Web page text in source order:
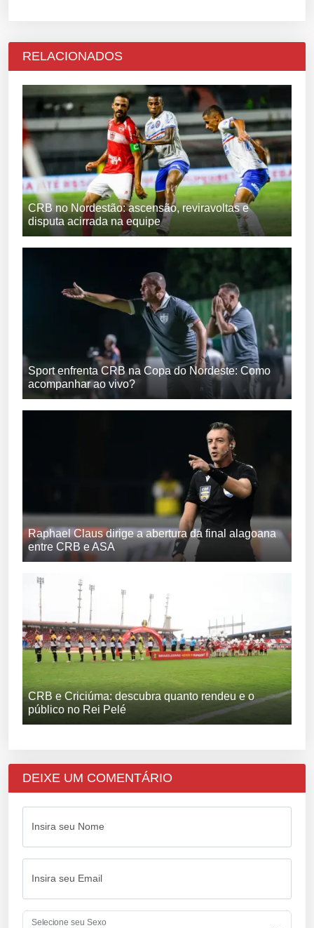
RELACIONADOS
CRB no Nordestão: ascensão, reviravoltas e
disputa acirrada na equipe
Sport enfrenta CRB na Copa do Nordeste: Como
acompanhar ao vivo?
Raphael Claus dirige a abertura da final alagoana
entre CRB e ASA
CRB e Criciúma: descubra quanto rendeu e o
público no Rei Pelé
DEIXE UM COMENTÁRIO
Insira seu Nome
Insira seu Email
Selecione seu Sexo